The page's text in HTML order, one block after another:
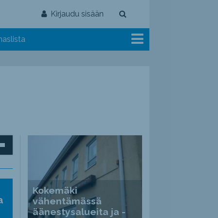
Kirjaudu sisään
Kokemäki
vähentämässä
äänestysalueita ja -